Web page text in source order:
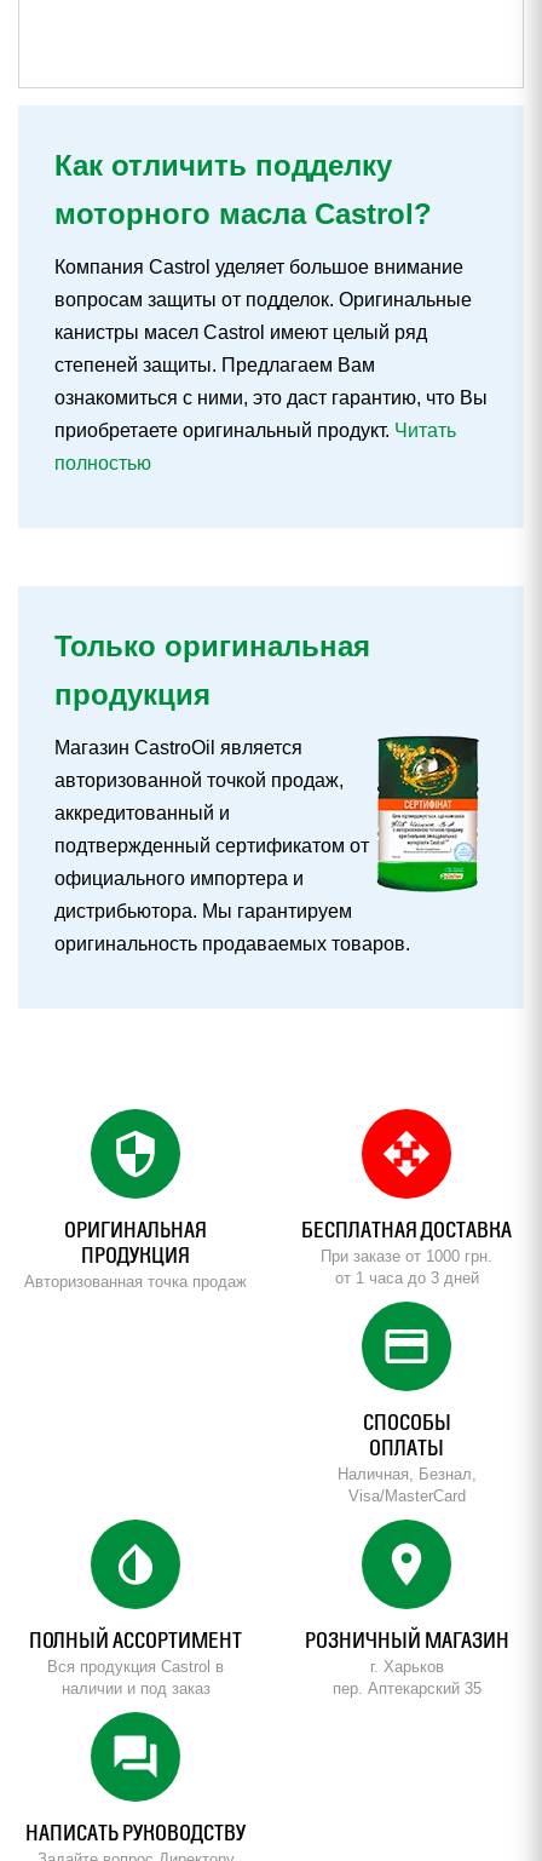
Как отличить подделку
моторного масла Castrol?
Компания Castrol уделяет большое внимание
вопросам защиты от подделок. Оригинальные
канистры масел Castrol имеют целый ряд
степеней защиты. Предлагаем Вам
ознакомиться с ними, это даст гарантию, что Вы
приобретаете оригинальный продукт. Читать
полностью
Только оригинальная
продукция
Магазин CastroOil является
авторизованной точкой продаж,
аккредитованный и
подтвержденный сертификатом от
официального импортера и
дистрибьютора. Мы гарантируем
оригинальность продаваемых товаров.
security
ОРИГИНАЛЬНАЯ
ПРОДУКЦИЯ
Авторизованная точка продаж
open_with
БЕСПЛАТНАЯ ДОСТАВКА
При заказе от 1000 грн.
от 1 часа до 3 дней
credit_card
СПОСОБЫ
ОПЛАТЫ
Наличная, Безнал,
Visa/MasterCard
invert_colors
ПОЛНЫЙ АССОРТИМЕНТ
Вся продукция Castrol в
наличии и под заказ
location_on
РОЗНИЧНЫЙ МАГАЗИН
г. Харьков
пер. Аптекарский 35
forum
НАПИСАТЬ РУКОВОДСТВУ